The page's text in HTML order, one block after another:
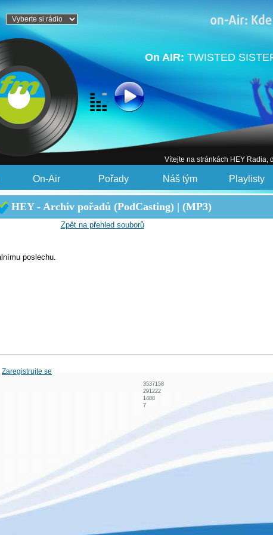
On AIR: TWISTED
Vítejte na stránkách HEY Radia,
On-Air Pořady Náš tým Playlisty
HEY - Archiv pořadů (PodCasting) | (MP3)
Zpět na přehled souborů
poslechu.
Zaregistrujte se
3537158
291222
1488
7